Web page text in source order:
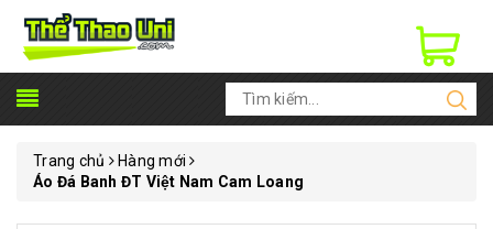
Trang chủ
Hàng mới
Áo Đá Banh ĐT Việt Nam Cam Loang